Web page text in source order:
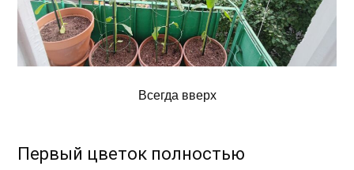
Всегда вверх
Первый цветок полностью